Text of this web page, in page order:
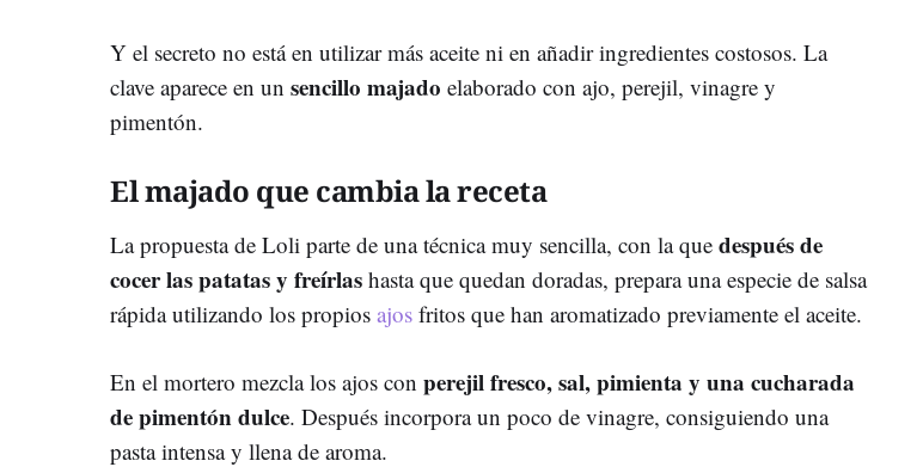
Y el secreto no está en utilizar más aceite ni en añadir ingredientes costosos. La
clave aparece en un sencillo majado elaborado con ajo, perejil, vinagre y
pimentón.
El majado que cambia la receta
La propuesta de Loli parte de una técnica muy sencilla, con la que después de
cocer las patatas y freírlas hasta que quedan doradas, prepara una especie de salsa
rápida utilizando los propios ajos fritos que han aromatizado previamente el aceite.
En el mortero mezcla los ajos con perejil fresco, sal, pimienta y una cucharada
de pimentón dulce. Después incorpora un poco de vinagre, consiguiendo una
pasta intensa y llena de aroma.